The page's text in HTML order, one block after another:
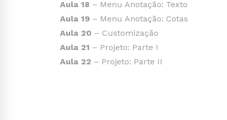
Aula 18 – Menu Anotação: Texto
Aula 19 – Menu Anotação: Cotas
Aula 20 – Customização
Aula 21 – Projeto: Parte I
Aula 22 – Projeto: Parte II